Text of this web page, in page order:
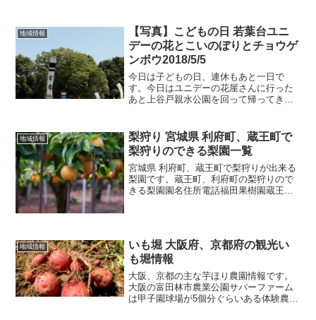
ランドとしても定着しています。稲城市
のブドウ直売所一覧 いなぎ...
地域情報
【写真】こどもの日 若葉台ユニ
デーの花とこいのぼりとチョウゲ
ンボウ2018/5/5
今日は子どもの日、連休もあと一日で
す。今日はユニデーの花屋さんに行った
あと上谷戸親水公園を回って帰ってきま
は、上谷戸親水公園のこいのぼりを眺め
て帰ろうということになり公園...
地域情報
梨狩り 宮城県 利府町、蔵王町で
梨狩りのできる梨園一覧
宮城県 利府町、蔵王町で梨狩りが出来る
梨園です。蔵王町、利府町の梨狩りので
きる梨園園名住所電話福田果樹園蔵王町
地域情報
いも堀 大阪府、京都府の観光い
も堀情報
大阪、京都の主な芋ほり農園情報です。
大阪の富田林市農業公園サバーファーム
は甲子園球場が5個分ぐらいある体験農場